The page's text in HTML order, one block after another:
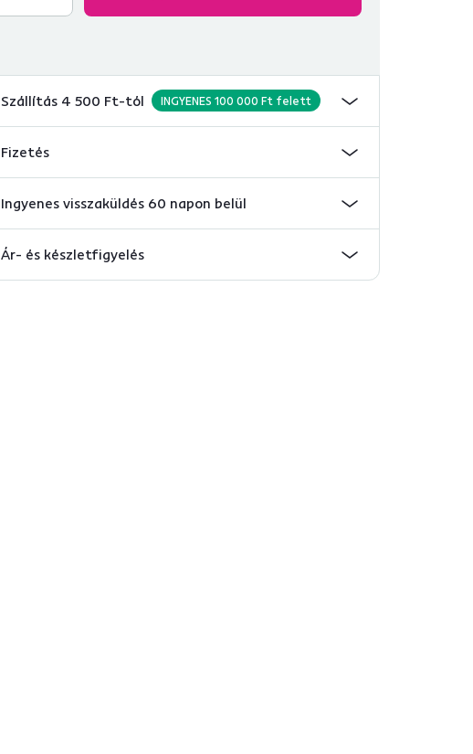
Szállítás 4 500 Ft-tól INGYENES 100 000 Ft felett
Fizetés
Ingyenes visszaküldés 60 napon belül
Ár- és készletfigyelés